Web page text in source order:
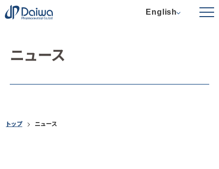
English
ニュース
トップ ニュース